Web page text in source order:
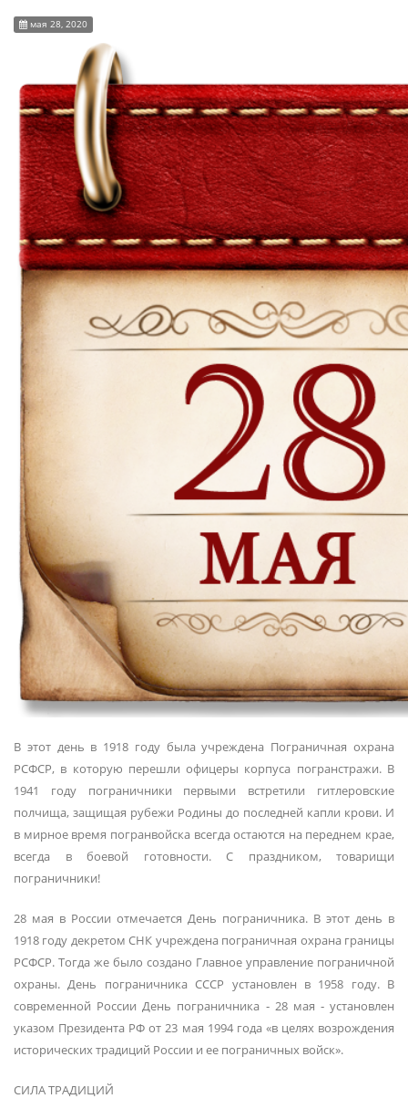
мая 28, 2020
В этот день в 1918 году была учреждена Пограничная охрана
РСФСР, в которую перешли офицеры корпуса погранстражи. В
1941 году пограничники первыми встретили гитлеровские
полчища, защищая рубежи Родины до последней капли крови. И
в мирное время погранвойска всегда остаются на переднем крае,
всегда в боевой готовности. С праздником, товарищи
пограничники!
28 мая в России отмечается День пограничника. В этот день в
1918 году декретом СНК учреждена пограничная охрана границы
РСФСР. Тогда же было создано Главное управление пограничной
охраны. День пограничника СССР установлен в 1958 году. В
современной России День пограничника ‑ 28 мая ‑ установлен
указом Президента РФ от 23 мая 1994 года «в целях возрождения
исторических традиций России и ее пограничных войск».
СИЛА ТРАДИЦИЙ